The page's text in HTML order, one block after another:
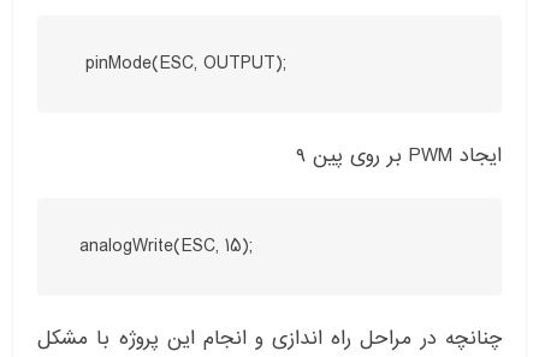
ایجاد PWM بر روی پین ۹
analogWrite(ESC, 15);
چنانچه در مراحل راه اندازی و انجام این پروژه با مشکل